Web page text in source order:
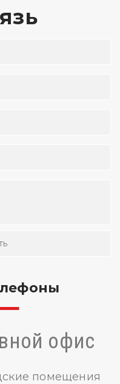
офис
помещения